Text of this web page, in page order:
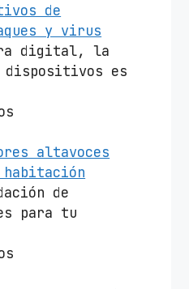
de
y virus
digital, la
dispositivos es
altavoces
de
para tu